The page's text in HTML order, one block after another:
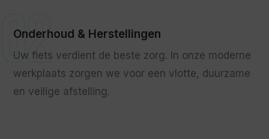
02
Onderhoud & Herstellingen
Uw fiets verdient de beste zorg. In onze moderne
werkplaats zorgen we voor een vlotte, duurzame
en veilige afstelling.